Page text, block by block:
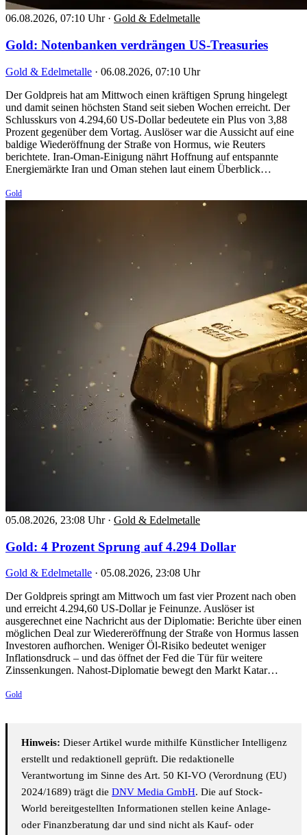
06.08.2026, 07:10 Uhr · Gold & Edelmetalle
Gold: Notenbanken verdrängen US-Treasuries
Gold & Edelmetalle · 06.08.2026, 07:10 Uhr
Der Goldpreis hat am Mittwoch einen kräftigen Sprung hingelegt
und damit seinen höchsten Stand seit sieben Wochen erreicht. Der
Schlusskurs von 4.294,60 US-Dollar bedeutete ein Plus von 3,88
Prozent gegenüber dem Vortag. Auslöser war die Aussicht auf eine
baldige Wiederöffnung der Straße von Hormus, wie Reuters
berichtete. Iran-Oman-Einigung nährt Hoffnung auf entspannte
Energiemärkte Iran und Oman stehen laut einem Überblick…
Gold
05.08.2026, 23:08 Uhr · Gold & Edelmetalle
Gold: 4 Prozent Sprung auf 4.294 Dollar
Gold & Edelmetalle · 05.08.2026, 23:08 Uhr
Der Goldpreis springt am Mittwoch um fast vier Prozent nach oben
und erreicht 4.294,60 US-Dollar je Feinunze. Auslöser ist
ausgerechnet eine Nachricht aus der Diplomatie: Berichte über einen
möglichen Deal zur Wiedereröffnung der Straße von Hormus lassen
Investoren aufhorchen. Weniger Öl-Risiko bedeutet weniger
Inflationsdruck – und das öffnet der Fed die Tür für weitere
Zinssenkungen. Nahost-Diplomatie bewegt den Markt Katar…
Gold
Hinweis: Dieser Artikel wurde mithilfe Künstlicher Intelligenz
erstellt und redaktionell geprüft. Die redaktionelle
Verantwortung im Sinne des Art. 50 KI-VO (Verordnung (EU)
2024/1689) trägt die DNV Media GmbH. Die auf Stock-
World bereitgestellten Informationen stellen keine Anlage-
oder Finanzberatung dar und sind nicht als Kauf- oder